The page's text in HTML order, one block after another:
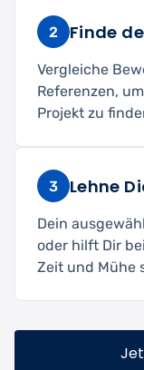
2 Finde
Vergleiche
Referenzen,
Projekt zu
3 Lehne
Dein
oder hilft Dir
Zeit und Mühe